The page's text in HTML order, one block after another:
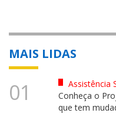
MAIS LIDAS
01
Assistência
Conheça o
que tem